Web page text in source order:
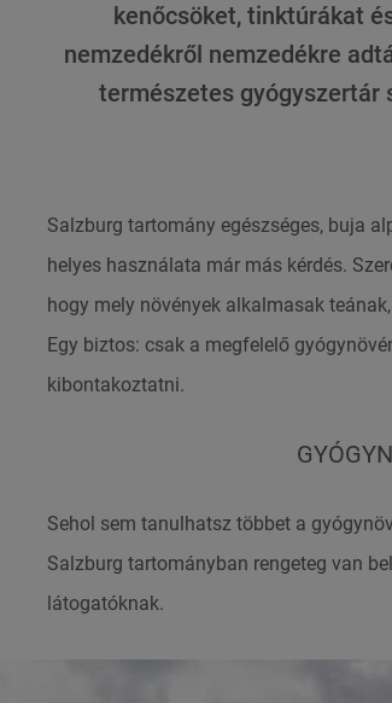
kenőcsöket, tinktúrákat
nemzedékről nemzedékre
természetes gyógyszertár
Salzburg tartomány egészséges, buja
helyes használata már más kérdés.
hogy mely növények alkalmasak
Egy biztos: csak a megfelelő
kibontakoztatni.
Sehol sem tanulhatsz többet a
Salzburg tartományban rengeteg van
látogatóknak.